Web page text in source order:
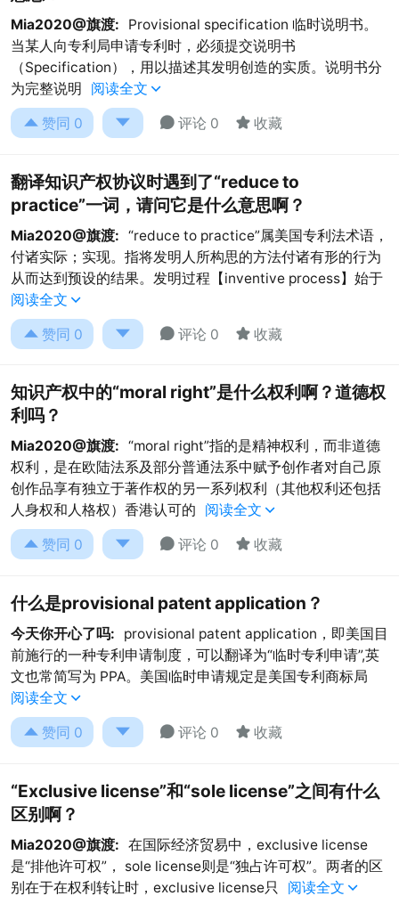
Mia2020@旗渡:
Provisional specification 临时说明书。
当某人向专利局申请专利时，必须提交说明书
（Specification），用以描述其发明创造的实质。说明书分
为完整说明
阅读全文 
 赞同 0   评论 0  收藏
翻译知识产权协议时遇到了“reduce to
practice”一词，请问它是什么意思啊？
Mia2020@旗渡: “reduce to practice”属美国专利法术语，
付诸实际；实现。指将发明人所构思的方法付诸有形的行为
从而达到预设的结果。发明过程【inventive process】始于
阅读全文 
 赞同 0   评论 0  收藏
知识产权中的“moral right”是什么权利啊？道德权
利吗？
Mia2020@旗渡: “moral right”指的是精神权利，而非道德
权利，是在欧陆法系及部分普通法系中赋予创作者对自己原
创作品享有独立于著作权的另一系列权利（其他权利还包括
人身权和人格权）香港认可的
阅读全文 
 赞同 0   评论 0  收藏
什么是provisional patent application？
今天你开心了吗:
provisional patent application，即美国目
前施行的一种专利申请制度，可以翻译为“临时专利申请”,英
文也常简写为 PPA。美国临时申请规定是美国专利商标局
阅读全文 
 赞同 0   评论 0  收藏
“Exclusive license”和“sole license”之间有什么
区别啊？
Mia2020@旗渡: 在国际经济贸易中，exclusive license
是“排他许可权”， sole license则是“独占许可权”。两者的区
别在于在权利转让时，exclusive license只
阅读全文 